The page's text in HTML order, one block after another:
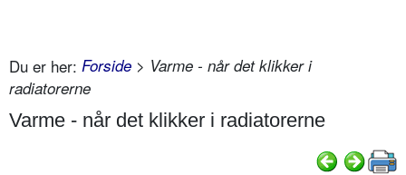
Du er her: Forside > Varme - når det klikker i
radiatorerne
Varme - når det klikker i radiatorerne